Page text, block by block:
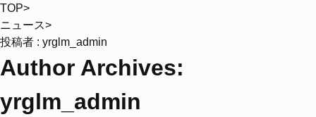
TOP>
ニュース>
投稿者 : yrglm_admin
Author Archives:
yrglm_admin